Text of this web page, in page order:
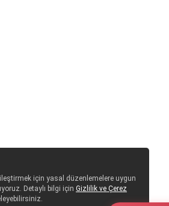
için yasal düzenlemelere uygun
Detaylı bilgi için Gizlilik ve Çerez